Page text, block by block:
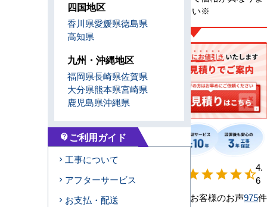
す、お問合せ下さい※
度
starstarstarstarstar_half
4.
6
お客様のお声975件
四国地区
香川県愛媛県徳島県
高知県
九州・沖縄地区
福岡県長崎県佐賀県
大分県熊本県宮崎県
鹿児島県沖縄県
contact_support ご利用ガイド
工事について
アフターサービス
お支払・配送